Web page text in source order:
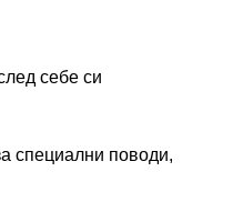
себе си
специални поводи,